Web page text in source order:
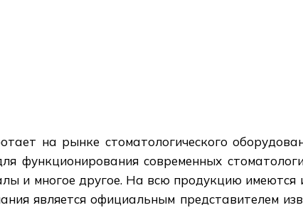
на рынке стоматологического
функционирования современных
и многое другое. На всю продукцию имеются
является официальным представителем